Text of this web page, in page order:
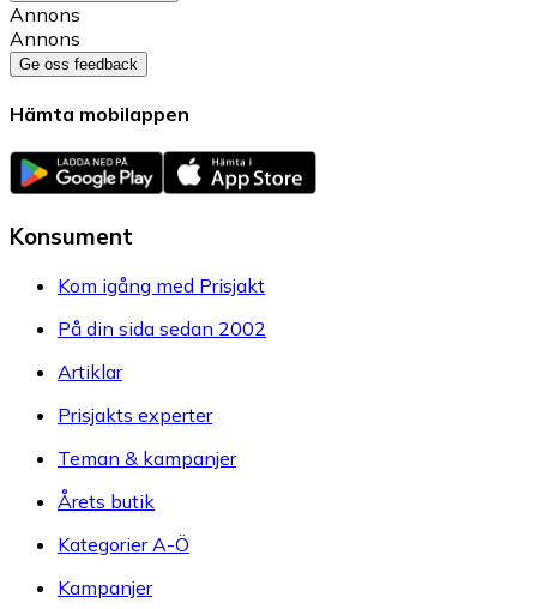
Annons
Annons
Ge oss feedback
Hämta mobilappen
Konsument
Kom igång med Prisjakt
På din sida sedan 2002
Artiklar
Prisjakts experter
Teman & kampanjer
Årets butik
Kategorier A-Ö
Kampanjer